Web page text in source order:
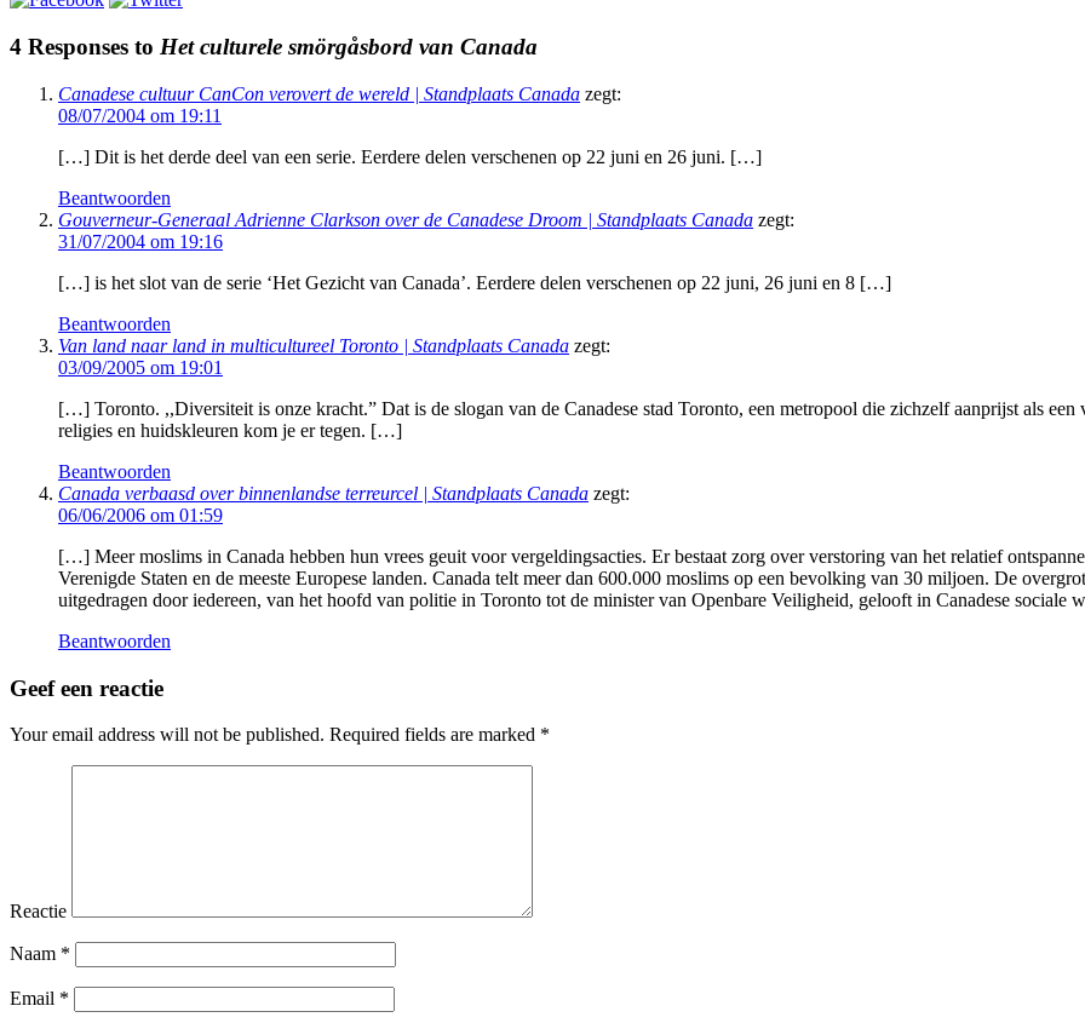
4 Responses to Het culturele smörgåsbord van Canada
Canadese cultuur CanCon verovert de wereld | Standplaats Canada zegt:
08/07/2004 om 19:11
[…] Dit is het derde deel van een serie. Eerdere delen verschenen op 22 juni en 26 juni. […]
Beantwoorden
Gouverneur-Generaal Adrienne Clarkson over de Canadese Droom | Standplaats Canada zegt:
31/07/2004 om 19:16
[…] is het slot van de serie ‘Het Gezicht van Canada’. Eerdere delen verschenen op 22 juni, 26 juni en 8 […]
Beantwoorden
Van land naar land in multicultureel Toronto | Standplaats Canada zegt:
03/09/2005 om 19:01
[…] Toronto. ,,Diversiteit is onze kracht.” Dat is de slogan van de Canadese stad Toronto, een metropool die zichzelf aanprijst als
religies en huidskleuren kom je er tegen. […]
Beantwoorden
Canada verbaasd over binnenlandse terreurcel | Standplaats Canada zegt:
06/06/2006 om 01:59
[…] Meer moslims in Canada hebben hun vrees geuit voor vergeldingsacties. Er bestaat zorg over verstoring van het relatief
Verenigde Staten en de meeste Europese landen. Canada telt meer dan 600.000 moslims op een bevolking van 30 miljoen. De
uitgedragen door iedereen, van het hoofd van politie in Toronto tot de minister van Openbare Veiligheid, gelooft in Canadese sociale
Beantwoorden
Geef een reactie
Your email address will not be published. Required fields are marked *
Reactie
Naam *
Email *